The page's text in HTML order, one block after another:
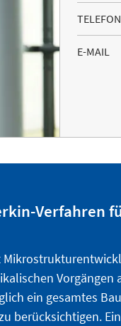
TELEFON
E-MAIL
Verfahren
Vorgängen
ein gesamtes
berücksichtigen.